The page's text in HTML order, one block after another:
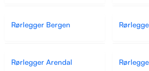
Rørlegger Bergen
Rørlegger Arendal